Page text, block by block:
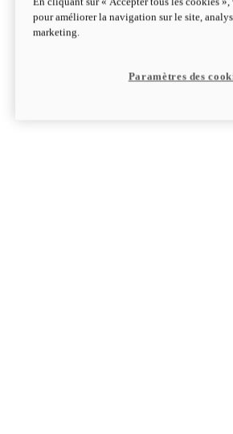
Hypermotard V2 SP 100
Découvrez-le
pour améliorer la navigation sur le site,
marketing.
Paramètres des